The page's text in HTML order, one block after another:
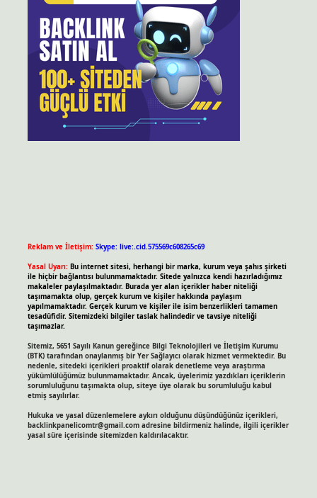
Reklam ve İletişim: Skype: live:.cid.575569c608265c69
Yasal Uyarı: Bu internet sitesi, herhangi bir marka, kurum veya şahıs şirketi
ile hiçbir bağlantısı bulunmamaktadır. Sitede yalnızca kendi hazırladığımız
makaleler paylaşılmaktadır. Burada yer alan içerikler haber niteliği
taşımamakta olup, gerçek kurum ve kişiler hakkında paylaşım
yapılmamaktadır. Gerçek kurum ve kişiler ile isim benzerlikleri tamamen
tesadüfidir. Sitemizdeki bilgiler taslak halindedir ve tavsiye niteliği
taşımazlar.
Sitemiz, 5651 Sayılı Kanun gereğince Bilgi Teknolojileri ve İletişim Kurumu
(BTK) tarafından onaylanmış bir Yer Sağlayıcı olarak hizmet vermektedir. Bu
nedenle, sitedeki içerikleri proaktif olarak denetleme veya araştırma
yükümlülüğümüz bulunmamaktadır. Ancak, üyelerimiz yazdıkları içeriklerin
sorumluluğunu taşımakta olup, siteye üye olarak bu sorumluluğu kabul
etmiş sayılırlar.
Hukuka ve yasal düzenlemelere aykırı olduğunu düşündüğünüz içerikleri,
backlinkpanelicomtr@gmail.comadresine bildirmeniz halinde, ilgili içerikler
yasal süre içerisinde sitemizden kaldırılacaktır.